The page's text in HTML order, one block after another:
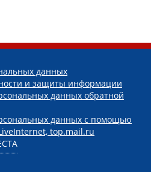
данных
и защиты информации
данных обратной
данных с помощью
top.mail.ru